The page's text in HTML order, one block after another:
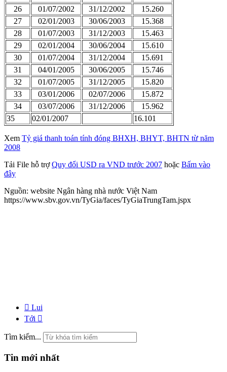
26
01/07/2002 31/12/2002
15.260
27
02/01/2003 30/06/2003
15.368
28
01/07/2003 31/12/2003
15.463
29
02/01/2004 30/06/2004
15.610
30
01/07/2004 31/12/2004
15.691
31
04/01/2005 30/06/2005
15.746
32
01/07/2005 31/12/2005
15.820
33
03/01/2006 02/07/2006
15.872
34
03/07/2006 31/12/2006
15.962
35
02/01/2007 16.101
Xem Tỷ giá thanh toán tính đóng BHXH, BHYT, BHTN từ năm
2008
Tải File hỗ trợQuy đổi USD ra VND trước 2007 hoặc Bấm vào
đây
Nguồn: website Ngân hàng nhà nước Việt Nam
https://www.sbv.gov.vn/TyGia/faces/TyGiaTrungTam.jspx
Lui
Tới
Tìm kiếm...
Tin mới nhất